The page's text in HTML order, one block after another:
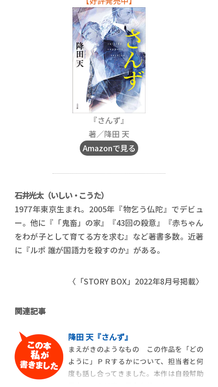
『さんず』
著／降田 天
Amazonで見る
石井光太（いしい・こうた）
1977年東京生まれ。2005年『物乞う仏陀』でデビュ
ー。他に『「鬼畜」の家』『43回の殺意』『赤ちゃん
をわが子として育てる方を求む』など著書多数。近著
に『ルポ 誰が国語力を殺すのか』がある。
〈「STORY BOX」2022年8月号掲載〉
関連記事
降田 天『さんず』
まえがきのようなもの この作品を「どの
ように」ＰＲするかについて、担当者と何
度も話し合ってきました。本作は自殺幇助